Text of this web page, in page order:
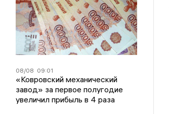
08/08 09:01
«Ковровский механический
завод» за первое полугодие
увеличил прибыль в 4 раза